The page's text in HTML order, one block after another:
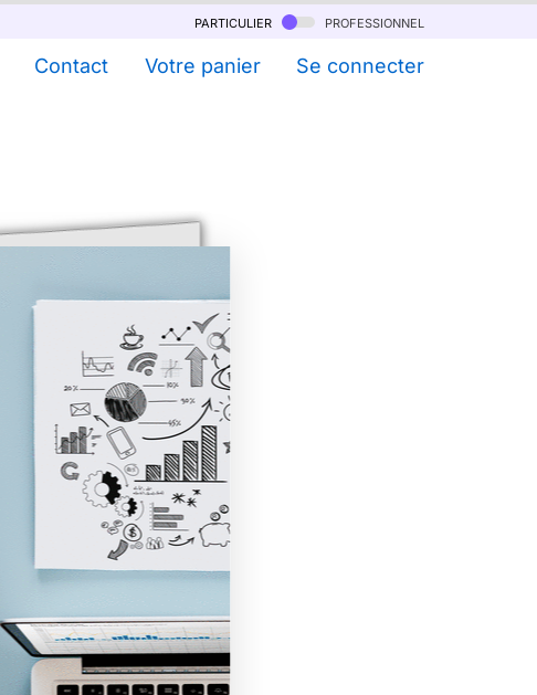
particulier professionnel
Contact Votre panier Se connecter